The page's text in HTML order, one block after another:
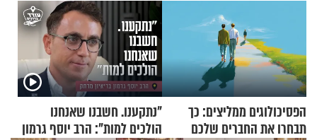
הפסיכולוגים ממליצים: כך
תבחרו את החברים שלכם
"נתקענו. חשבנו שאנחנו
הולכים למות": הרב יוסף גרמון